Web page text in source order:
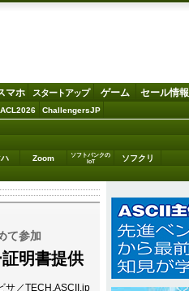
マホ スタートアップ ゲーム セール情報
ChallengersJP
Zoom
ソフトバンクの
IoT
ソフクリ
て参加
明書提供
サ／TECH.ASCII.jp